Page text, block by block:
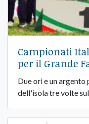
Campionati
per il Grande
Due ori e un
dell'isola tre volte